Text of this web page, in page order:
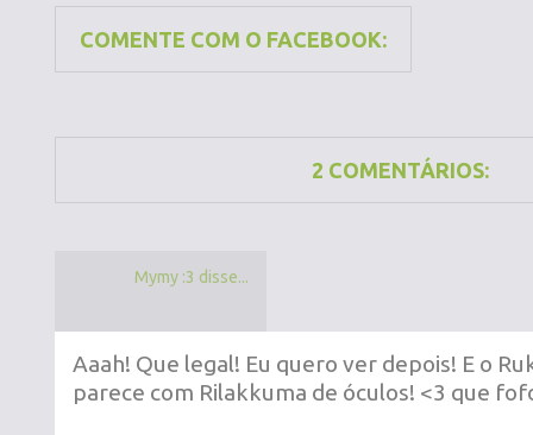
COMENTE COM O FACEBOOK:
2 COMENTÁRIOS:
Mymy :3 disse...
Aaah! Que legal! Eu quero ver depois! E o
parece com Rilakkuma de óculos! <3 que